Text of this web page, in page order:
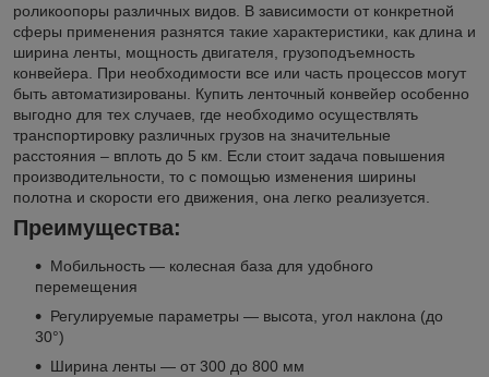
роликоопоры различных видов. В зависимости от конкретной
сферы применения разнятся такие характеристики, как длина и
ширина ленты, мощность двигателя, грузоподъемность
конвейера. При необходимости все или часть процессов могут
быть автоматизированы. Купить ленточный конвейер особенно
выгодно для тех случаев, где необходимо осуществлять
транспортировку различных грузов на значительные
расстояния – вплоть до 5 км. Если стоит задача повышения
производительности, то с помощью изменения ширины
полотна и скорости его движения, она легко реализуется.
Преимущества:
Мобильность — колесная база для удобного
перемещения
Регулируемые параметры — высота, угол наклона (до
30°)
Ширина ленты — от 300 до 800 мм